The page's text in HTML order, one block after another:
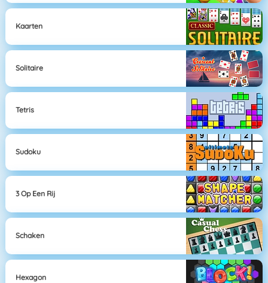
Kaarten
Solitaire
Tetris
Sudoku
3 Op Een Rij
Schaken
Hexagon